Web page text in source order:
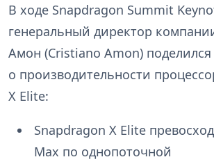
В ходе Snapdragon Summit
генеральный директор
Амон (Cristiano Amon)
о производительности
X Elite:
Snapdragon X Elite
Max по однопоточной